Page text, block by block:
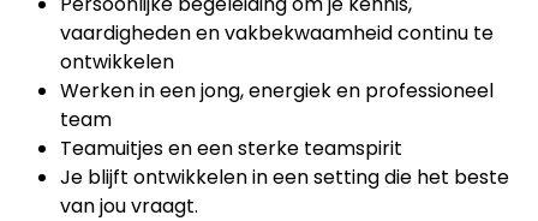
vaardigheden en vakbekwaamheid continu te
ontwikkelen
Werken in een jong, energiek en professioneel
team
Teamuitjes en een sterke teamspirit
Je blijft ontwikkelen in een setting die het beste
van jou vraagt.